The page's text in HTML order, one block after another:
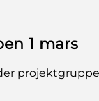
1 mars